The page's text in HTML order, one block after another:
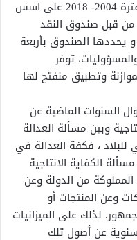
لم تصمم الموازنات المنفذة خلا ل الفترة 2004- 2018 على اسس
من قبل صندوق النقد
يحددها الصندوق بأربعة
توفر
وتطبيق منفتح لها
السنوات الماضية عن
وبين مسألة العدالة
للبلاد ، فكفة العدالة في
الكفاية الانتاجية
من الدولة وعن
وعن المنتجات أو
لذلك على الميزانيات
سنوية عن أصول تلك